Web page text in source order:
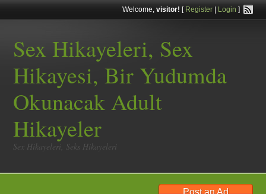
Welcome, visitor! [ Register| Login ]
Sex Hikayeleri, Sex
Hikayesi, Bir Yudumda
Okunacak Adult
Hikayeler
Sex Hikayeleri, Seks Hikayeleri
Post an Ad